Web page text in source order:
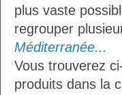
plus vaste
regrouper
Méditerranée...
Vous trouverez
produits dans la